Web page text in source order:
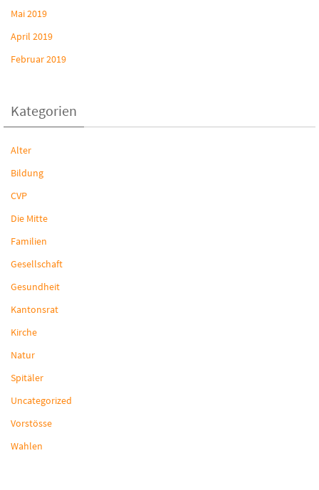
Mai 2019
April 2019
Februar 2019
Kategorien
Alter
Bildung
CVP
Die Mitte
Familien
Gesellschaft
Gesundheit
Kantonsrat
Kirche
Natur
Spitäler
Uncategorized
Vorstösse
Wahlen